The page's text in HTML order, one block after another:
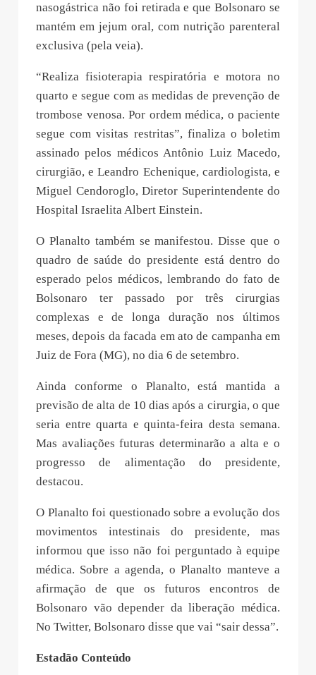
nasogástrica não foi retirada e que Bolsonaro se
mantém em jejum oral, com nutrição parenteral
exclusiva (pela veia).
“Realiza fisioterapia respiratória e motora no
quarto e segue com as medidas de prevenção de
trombose venosa. Por ordem médica, o paciente
segue com visitas restritas”, finaliza o boletim
assinado pelos médicos Antônio Luiz Macedo,
cirurgião, e Leandro Echenique, cardiologista, e
Miguel Cendoroglo, Diretor Superintendente do
Hospital Israelita Albert Einstein.
O Planalto também se manifestou. Disse que o
quadro de saúde do presidente está dentro do
esperado pelos médicos, lembrando do fato de
Bolsonaro ter passado por três cirurgias
complexas e de longa duração nos últimos
meses, depois da facada em ato de campanha em
Juiz de Fora (MG), no dia 6 de setembro.
Ainda conforme o Planalto, está mantida a
previsão de alta de 10 dias após a cirurgia, o que
seria entre quarta e quinta-feira desta semana.
Mas avaliações futuras determinarão a alta e o
progresso de alimentação do presidente,
destacou.
O Planalto foi questionado sobre a evolução dos
movimentos intestinais do presidente, mas
informou que isso não foi perguntado à equipe
médica. Sobre a agenda, o Planalto manteve a
afirmação de que os futuros encontros de
Bolsonaro vão depender da liberação médica.
No Twitter, Bolsonaro disse que vai “sair dessa”.
Estadão Conteúdo